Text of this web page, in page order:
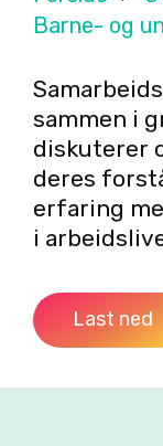
Barne- og
sammen i
diskuterer
deres
erfaring
i
Last ned